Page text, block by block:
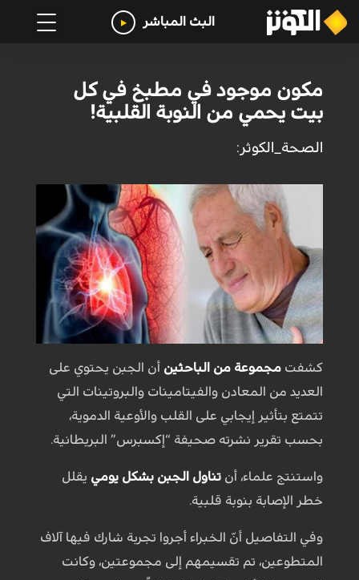
البث المباشر
مكون موجود في مطبخ في كل
بيت يحمي من النوبة القلبية!
الصحة_الكوثر:
كشفت مجموعة من الباحثين أن الجبن يحتوي على
العديد من المعادن والفيتامينات والبروتينات التي
تتمتع بتأثير إيجابي على القلب والأوعية الدموية،
بحسب تقرير نشرته صحيفة “إكسبرس” البريطانية.
واستنتج علماء، أن تناول الجبن بشكل يومي يقلل
خطر الإصابة بنوبة قلبية.
وفي التفاصيل أنّ الخبراء أجروا تجربة شارك فيها آلاف
المتطوعين، تم تقسيمهم إلى مجموعتين، وكانت